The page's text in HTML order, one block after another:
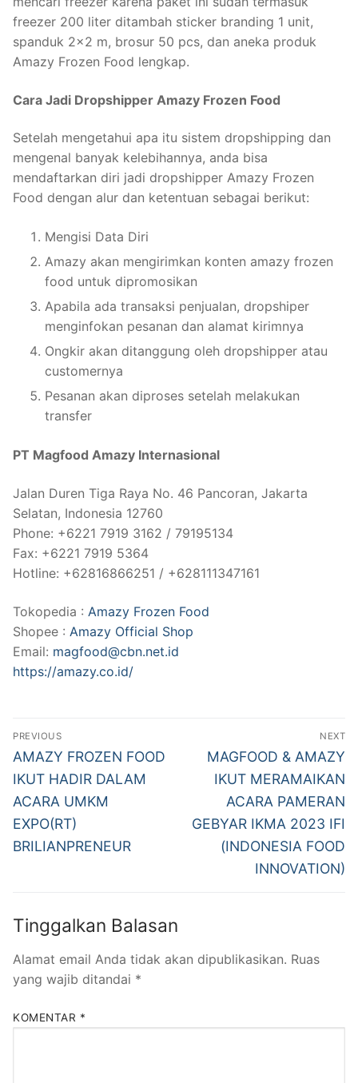
freezer 200 liter ditambah sticker branding 1 unit,
spanduk 2×2 m, brosur 50 pcs, dan aneka produk
Amazy Frozen Food lengkap.
Cara Jadi Dropshipper Amazy Frozen Food
Setelah mengetahui apa itu sistem dropshipping dan
mengenal banyak kelebihannya, anda bisa
mendaftarkan diri jadi dropshipper Amazy Frozen
Food dengan alur dan ketentuan sebagai berikut:
Mengisi Data Diri
Amazy akan mengirimkan konten amazy frozen
food untuk dipromosikan
Apabila ada transaksi penjualan, dropshiper
menginfokan pesanan dan alamat kirimnya
Ongkir akan ditanggung oleh dropshipper atau
customernya
Pesanan akan diproses setelah melakukan
transfer
PT Magfood Amazy Internasional
Jalan Duren Tiga Raya No. 46 Pancoran, Jakarta
Selatan, Indonesia 12760
Phone: +6221 7919 3162 / 79195134
Fax: +6221 7919 5364
Hotline: +62816866251 / +628111347161
Tokopedia : Amazy Frozen Food
Shopee : Amazy Official Shop
Email: magfood@cbn.net.id
https://amazy.co.id/
Navigasi
pos
PREVIOUS
Previous
post:
AMAZY FROZEN FOOD
IKUT HADIR DALAM
ACARA UMKM
EXPO(RT)
BRILIANPRENEUR
NEXT
Next
post:
MAGFOOD & AMAZY
IKUT MERAMAIKAN
ACARA PAMERAN
GEBYAR IKMA 2023 IFI
(INDONESIA FOOD
INNOVATION)
Tinggalkan Balasan
Alamat email Anda tidak akan dipublikasikan. Ruas
yang wajib ditandai *
KOMENTAR *